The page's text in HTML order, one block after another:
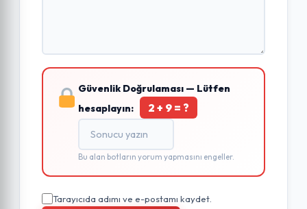
Güvenlik Doğrulaması — Lütfen
hesaplayın:
2 + 9 = ?
Bu alan botların yorum yapmasını engeller.
Tarayıcıda adımı ve e-postamı kaydet.